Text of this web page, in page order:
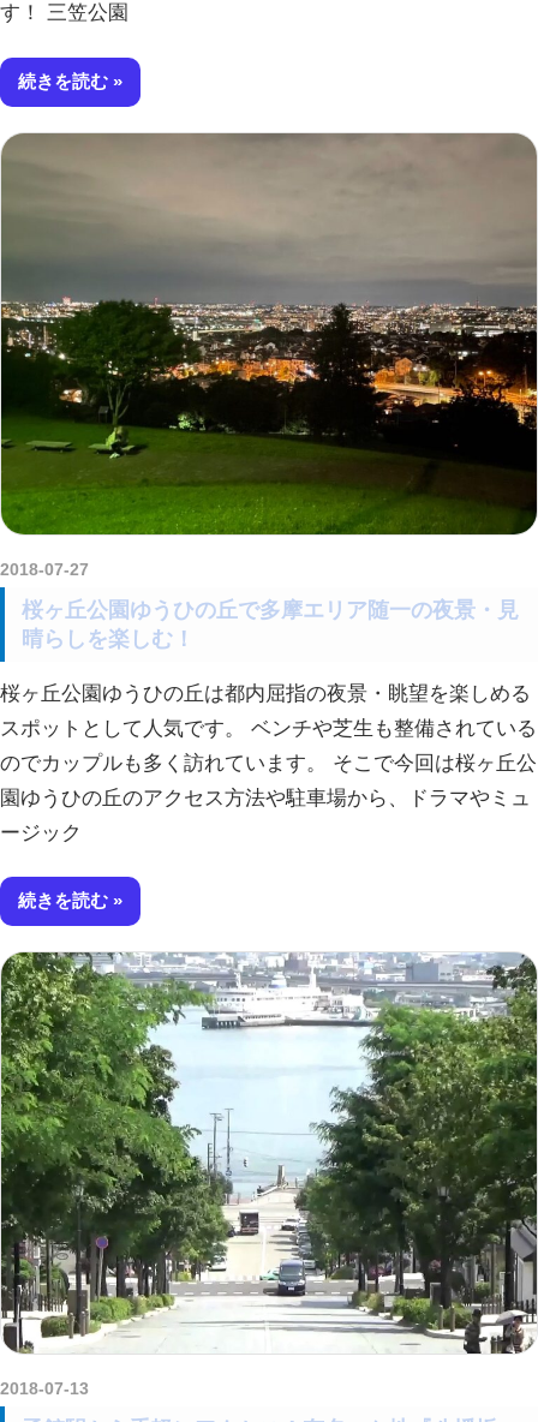
す！ 三笠公園
続きを読む
2018-07-27
桜ヶ丘公園ゆうひの丘で多摩エリア随一の夜景・見
晴らしを楽しむ！
桜ヶ丘公園ゆうひの丘は都内屈指の夜景・眺望を楽しめる
スポットとして人気です。 ベンチや芝生も整備されている
のでカップルも多く訪れています。 そこで今回は桜ヶ丘公
園ゆうひの丘のアクセス方法や駐車場から、ドラマやミュ
ージック
続きを読む
2018-07-13